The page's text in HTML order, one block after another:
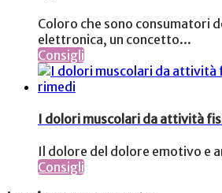
Coloro che sono consumatori
elettronica, un concetto...
Consigli
I dolori muscolari da attività
Il dolore del dolore emotivo e
Consigli